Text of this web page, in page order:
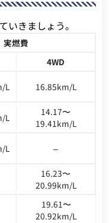
いきましょう。
実燃費
4WD
L 16.85km/L
L
14.17〜
19.41km/L
L –
16.23〜
20.99km/L
19.61〜
20.92km/L